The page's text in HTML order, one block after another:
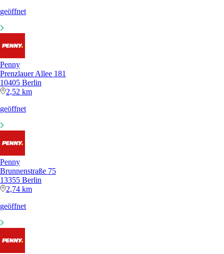
geöffnet
Penny
Prenzlauer Allee 181
10405 Berlin
2,52 km
geöffnet
Penny
Brunnenstraße 75
13355 Berlin
2,74 km
geöffnet